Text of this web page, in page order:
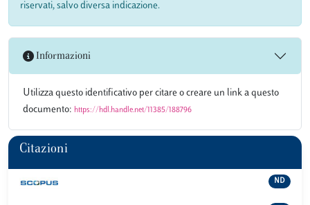
riservati, salvo diversa indicazione.
Informazioni
Utilizza questo identificativo per citare o creare un link a questo
documento: https://hdl.handle.net/11385/188796
Citazioni
ND